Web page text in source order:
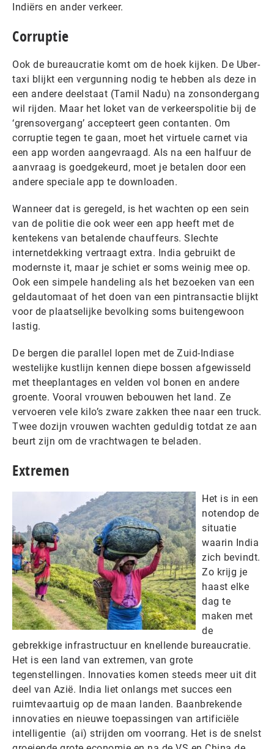
Indiërs en ander verkeer.
Corruptie
Ook de bureaucratie komt om de hoek kijken. De Uber-
taxi blijkt een vergunning nodig te hebben als deze in
een andere deelstaat (Tamil Nadu) na zonsondergang
wil rijden. Maar het loket van de verkeerspolitie bij de
‘grensovergang’ accepteert geen contanten. Om
corruptie tegen te gaan, moet het virtuele carnet via
een app worden aangevraagd. Als na een halfuur de
aanvraag is goedgekeurd, moet je betalen door een
andere speciale app te downloaden.
Wanneer dat is geregeld, is het wachten op een sein
van de politie die ook weer een app heeft met de
kentekens van betalende chauffeurs. Slechte
internetdekking vertraagt extra. India gebruikt de
modernste it, maar je schiet er soms weinig mee op.
Ook een simpele handeling als het bezoeken van een
geldautomaat of het doen van een pintransactie blijkt
voor de plaatselijke bevolking soms buitengewoon
lastig.
De bergen die parallel lopen met de Zuid-Indiase
westelijke kustlijn kennen diepe bossen afgewisseld
met theeplantages en velden vol bonen en andere
groente. Vooral vrouwen bebouwen het land. Ze
vervoeren vele kilo’s zware zakken thee naar een truck.
Twee dozijn vrouwen wachten geduldig totdat ze aan
beurt zijn om de vrachtwagen te beladen.
Extremen
Het is in een
notendop de
situatie
waarin India
zich bevindt.
Zo krijg je
haast elke
dag te
maken met
de
gebrekkige infrastructuur en knellende bureaucratie.
Het is een land van extremen, van grote
tegenstellingen. Innovaties komen steeds meer uit dit
deel van Azië. India liet onlangs met succes een
ruimtevaartuig op de maan landen. Baanbrekende
innovaties en nieuwe toepassingen van artificiële
intelligentie (ai) strijden om voorrang. Het is de snelst